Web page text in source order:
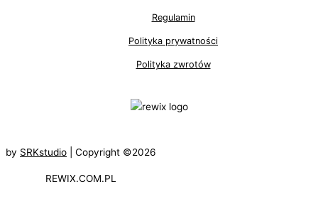
Regulamin
Polityka prywatności
Polityka zwrotów
by SRKstudio | Copyright ©2026
REWIX.COM.PL